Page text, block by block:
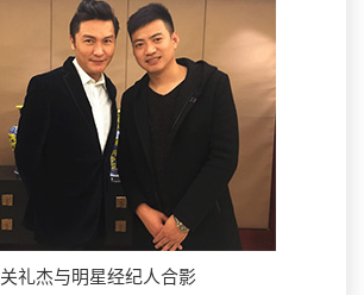
关礼杰与明星经纪人合影